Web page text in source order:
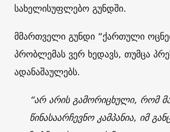
სახელისუფლებო გუნდში.
მმართველი გუნდი “ქართული
პრობლემას ვერ ხედავს, თუმცა
ადანაშაულებს.
“არ არის გამორიცხული, რომ
წინასაარჩევნო კამპანია, იმ